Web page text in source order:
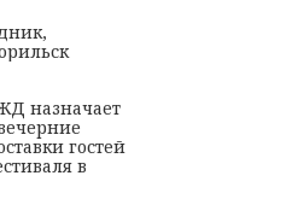
назначает
гостей
в